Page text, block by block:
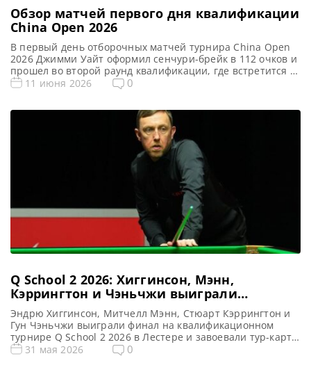
Обзор матчей первого дня квалификации
China Open 2026
В первый день отборочных матчей турнира China Open
2026 Джимми Уайт оформил сенчури-брейк в 112 очков и
прошел во второй раунд квалификации, где встретится с
Луисом Хиткотом, сообщает WST Джимми Уайт начал
Шоном О’Салливаном со счетом 6-2 в первом раунде
квалификации China Open […]
11 июня 2026 0
Q School 2 2026: Хиггинсон, Мэнн,
Кэррингтон и Чэньчжи выиграли
двухлетние тур-карты
Эндрю Хиггинсон, Митчелл Мэнн, Стюарт Кэррингтон и
Гун Чэньчжи выиграли финал на квалификационном
турнире Q School 2 2026 в Лестере и завоевали тур-карты
на сезоны 2026-27 и 2027-28, сообщает WST Эндрю
31 мая 2026 0